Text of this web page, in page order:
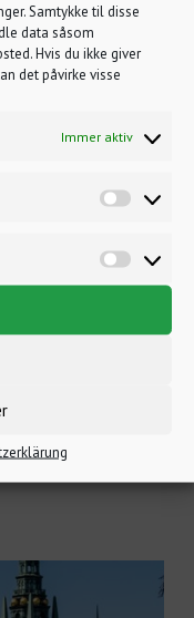
Samtykke til disse
data såsom
Hvis du ikke giver
det påvirke visse
Immer aktiv
mit
gemietet